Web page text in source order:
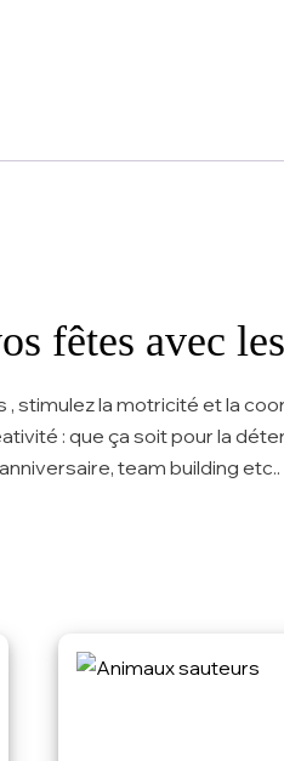
fêtes avec
stimulez la motricité et la
: que ça soit pour la
team building etc..